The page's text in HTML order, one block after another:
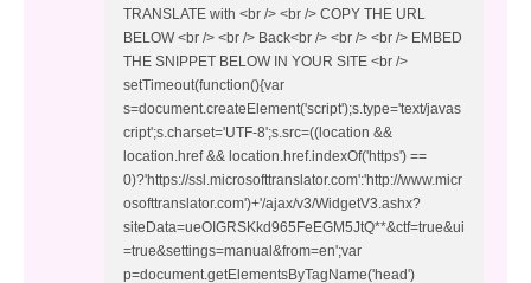
TRANSLATE with <br /> <br /> COPY THE URL
BELOW <br /> <br /> Back<br /> <br /> <br /> EMBED
THE SNIPPET BELOW IN YOUR SITE <br />
setTimeout(function(){var
s=document.createElement('script');s.type='text/javas
cript';s.charset='UTF-8';s.src=((location &&
location.href && location.href.indexOf('https') ==
0)?'https://ssl.microsofttranslator.com':'http://www.micr
osofttranslator.com')+'/ajax/v3/WidgetV3.ashx?
siteData=ueOIGRSKkd965FeEGM5JtQ**&ctf=true&ui
=true&settings=manual&from=en';var
p=document.getElementsByTagName('head')